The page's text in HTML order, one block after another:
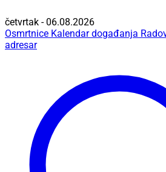
četvrtak - 06.08.2026
Osmrtnice Kalendar događanja
adresar